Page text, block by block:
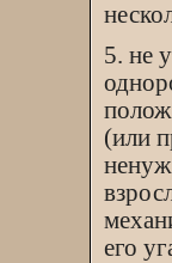
5. не
(или
его